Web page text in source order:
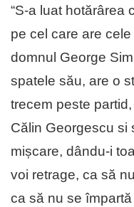
“S-a luat hotărârea
pe cel care are
domnul George
spatele său, are o
trecem peste
Călin Georgescu si
mișcare, dându-i
voi retrage, ca să
ca să nu se